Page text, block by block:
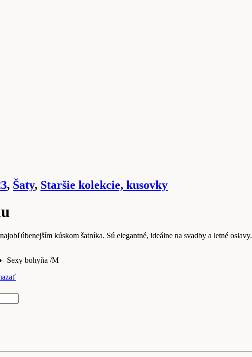
, Šaty, Staršie kolekcie, kusovky
kúskom šatníka. Sú elegantné, ideálne na svadby a letné oslavy.
Sexy bohyňa /M